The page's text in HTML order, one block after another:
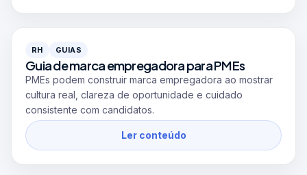
RH GUIAS
Guia de marca empregadora para PMEs
PMEs podem construir marca empregadora ao mostrar
cultura real, clareza de oportunidade e cuidado
consistente com candidatos.
Ler conteúdo